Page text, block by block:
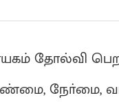
தோல்வி
நோ்மை,